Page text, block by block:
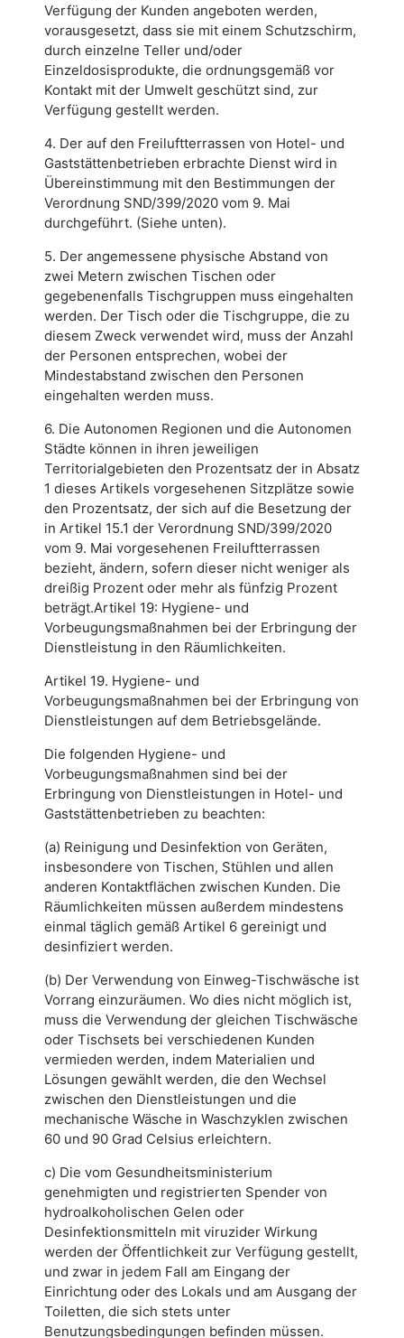
Verfügung der Kunden angeboten werden,
vorausgesetzt, dass sie mit einem Schutzschirm,
durch einzelne Teller und/oder
Einzeldosisprodukte, die ordnungsgemäß vor
Kontakt mit der Umwelt geschützt sind, zur
Verfügung gestellt werden.
4. Der auf den Freiluftterrassen von Hotel- und
Gaststättenbetrieben erbrachte Dienst wird in
Übereinstimmung mit den Bestimmungen der
Verordnung SND/399/2020 vom 9. Mai
durchgeführt. (Siehe unten).
5. Der angemessene physische Abstand von
zwei Metern zwischen Tischen oder
gegebenenfalls Tischgruppen muss eingehalten
werden. Der Tisch oder die Tischgruppe, die zu
diesem Zweck verwendet wird, muss der Anzahl
der Personen entsprechen, wobei der
Mindestabstand zwischen den Personen
eingehalten werden muss.
6. Die Autonomen Regionen und die Autonomen
Städte können in ihren jeweiligen
Territorialgebieten den Prozentsatz der in Absatz
1 dieses Artikels vorgesehenen Sitzplätze sowie
den Prozentsatz, der sich auf die Besetzung der
in Artikel 15.1 der Verordnung SND/399/2020
vom 9. Mai vorgesehenen Freiluftterrassen
bezieht, ändern, sofern dieser nicht weniger als
dreißig Prozent oder mehr als fünfzig Prozent
beträgt.Artikel 19: Hygiene- und
Vorbeugungsmaßnahmen bei der Erbringung der
Dienstleistung in den Räumlichkeiten.
Artikel 19. Hygiene- und
Vorbeugungsmaßnahmen bei der Erbringung von
Dienstleistungen auf dem Betriebsgelände.
Die folgenden Hygiene- und
Vorbeugungsmaßnahmen sind bei der
Erbringung von Dienstleistungen in Hotel- und
Gaststättenbetrieben zu beachten:
(a) Reinigung und Desinfektion von Geräten,
insbesondere von Tischen, Stühlen und allen
anderen Kontaktflächen zwischen Kunden. Die
Räumlichkeiten müssen außerdem mindestens
einmal täglich gemäß Artikel 6 gereinigt und
desinfiziert werden.
(b) Der Verwendung von Einweg-Tischwäsche ist
Vorrang einzuräumen. Wo dies nicht möglich ist,
muss die Verwendung der gleichen Tischwäsche
oder Tischsets bei verschiedenen Kunden
vermieden werden, indem Materialien und
Lösungen gewählt werden, die den Wechsel
zwischen den Dienstleistungen und die
mechanische Wäsche in Waschzyklen zwischen
60 und 90 Grad Celsius erleichtern.
c) Die vom Gesundheitsministerium
genehmigten und registrierten Spender von
hydroalkoholischen Gelen oder
Desinfektionsmitteln mit viruzider Wirkung
werden der Öffentlichkeit zur Verfügung gestellt,
und zwar in jedem Fall am Eingang der
Einrichtung oder des Lokals und am Ausgang der
Toiletten, die sich stets unter
Benutzungsbedingungen befinden müssen.